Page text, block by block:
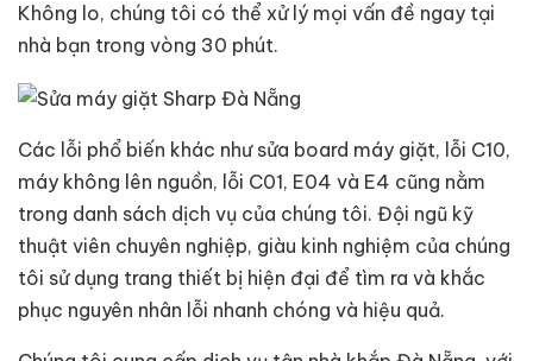
Không lo, chúng tôi có thể xử lý mọi vấn đề ngay tại
nhà bạn trong vòng 30 phút.
Các lỗi phổ biến khác như sửa board máy giặt, lỗi C10,
máy không lên nguồn, lỗi C01, E04 và E4 cũng nằm
trong danh sách dịch vụ của chúng tôi. Đội ngũ kỹ
thuật viên chuyên nghiệp, giàu kinh nghiệm của chúng
tôi sử dụng trang thiết bị hiện đại để tìm ra và khắc
phục nguyên nhân lỗi nhanh chóng và hiệu quả.